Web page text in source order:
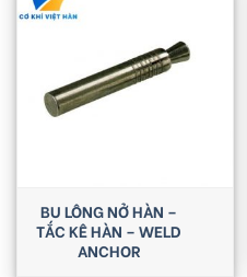
BU LÔNG NỞ HÀN –
TẮC KÊ HÀN – WELD
ANCHOR